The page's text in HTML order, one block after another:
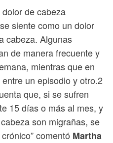
de cabeza
siente como un dolor
cabeza. Algunas
de manera frecuente y
mientras que en
un episodio y otro.2
que, si se sufren
15 días o más al mes, y
son migrañas, se
comentó Martha